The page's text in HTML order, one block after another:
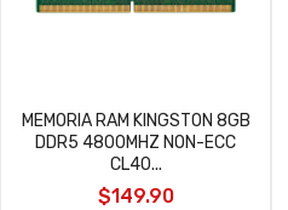
MEMORIA RAM KINGSTON 8GB
DDR5 4800MHZ NON-ECC
CL40...
$149.90